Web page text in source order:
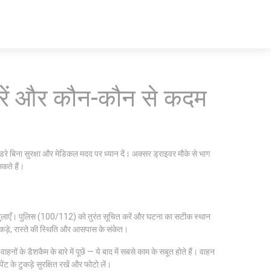
और कौन-कौन से कदम
बिना सुरक्षा और मेडिकल मदद पर ध्यान दें। अक्सर ड्राइवर मौके से भाग
हैं।
पुलिस (100/112) को तुरंत सूचित करें और घटना का सटीक स्थान
रास्ते की स्थिति और आसपास के संकेत।
वाहनों के डैशकैम के बारे में पूछें — ये बाद में सबसे काम के सबूत होते हैं। वाहन
के टुकड़े सुरक्षित रखें और फोटो लें।